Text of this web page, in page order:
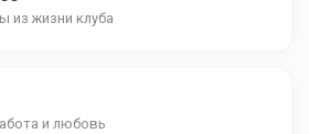
из жизни клуба
и любовь